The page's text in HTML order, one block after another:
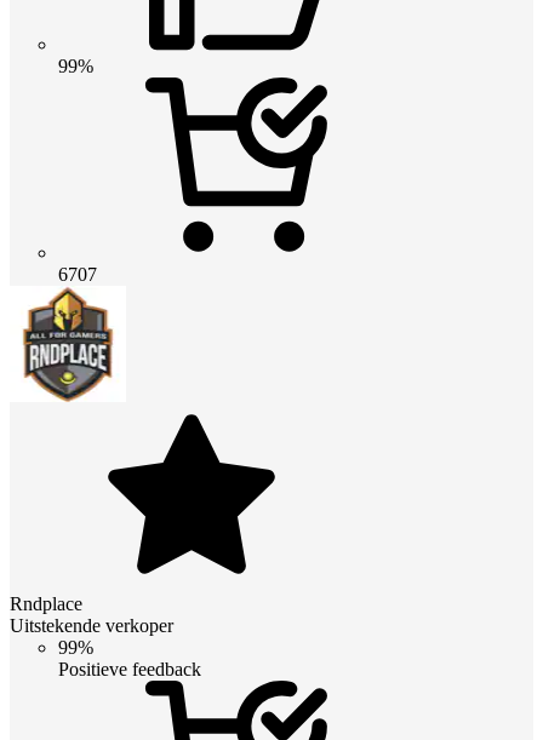
99%
6707
Rndplace
Uitstekende verkoper
99%
Positieve feedback